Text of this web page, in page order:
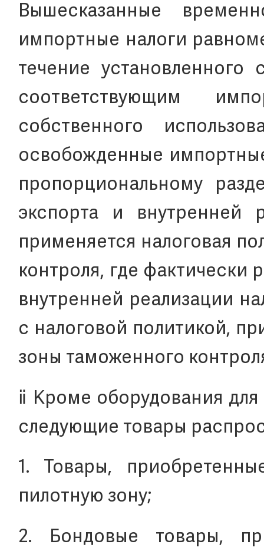
Вышесказанные
импортные налоги
течение установленного
соответствующим
собственного
освобожденные
пропорциональному
экспорта и внутренней
применяется налоговая
контроля, где фактически
внутренней реализации
с налоговой политикой,
зоны таможенного
ⅱ Кроме оборудования
следующие товары
1. Товары,
пилотную зону;
2. Бондовые товары,